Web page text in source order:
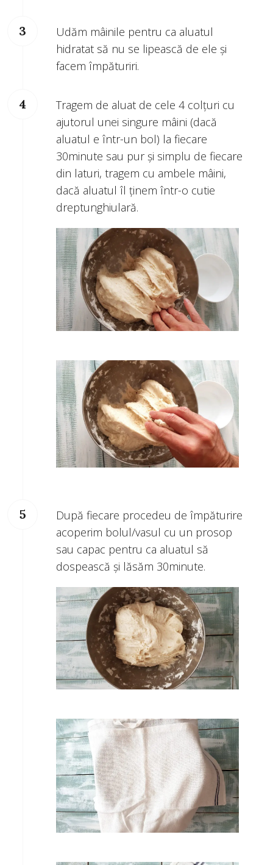
Udăm mâinile pentru ca aluatul
hidratat să nu se lipească de ele și
facem împăturiri.
Tragem de aluat de cele 4 colțuri cu
ajutorul unei singure mâini (dacă
aluatul e într-un bol) la fiecare
30minute sau pur și simplu de fiecare
din laturi, tragem cu ambele mâini,
dacă aluatul îl ținem într-o cutie
dreptunghiulară.
După fiecare procedeu de împăturire
acoperim bolul/vasul cu un prosop
sau capac pentru ca aluatul să
dospească și lăsăm 30minute.